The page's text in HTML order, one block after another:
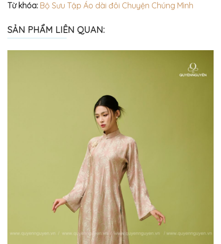
Từ khóa: Bộ Sưu Tập Áo dài đôi Chuyện Chúng Mình
SẢN PHẨM LIÊN QUAN: